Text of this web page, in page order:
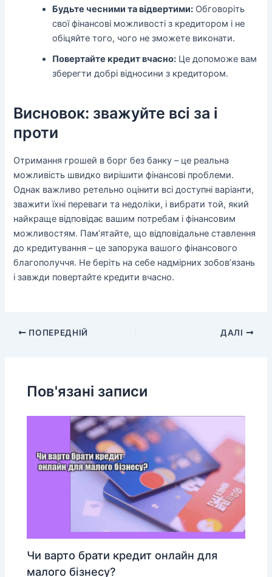
Будьте чесними та відвертими: Обговоріть
свої фінансові можливості з кредитором і не
обіцяйте того, чого не зможете виконати.
Повертайте кредит вчасно: Це допоможе вам
зберегти добрі відносини з кредитором.
Висновок: зважуйте всі за і
проти
Отримання грошей в борг без банку – це реальна
можливість швидко вирішити фінансові проблеми.
Однак важливо ретельно оцінити всі доступні варіанти,
зважити їхні переваги та недоліки, і вибрати той, який
найкраще відповідає вашим потребам і фінансовим
можливостям. Пам’ятайте, що відповідальне ставлення
до кредитування – це запорука вашого фінансового
благополуччя. Не беріть на себе надмірних зобов’язань
і завжди повертайте кредити вчасно.
ПОПЕРЕДНІЙ ДАЛІ
Пов'язані записи
Чи варто брати кредит онлайн для
малого бізнесу?